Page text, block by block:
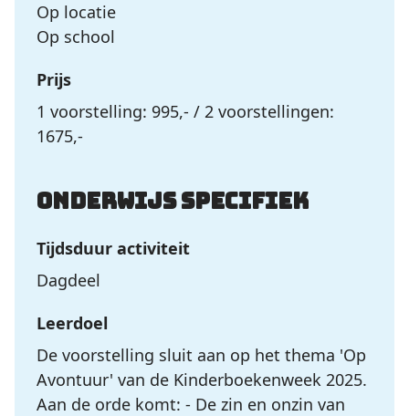
Op locatie
Op school
Prijs
1 voorstelling: 995,- / 2 voorstellingen:
1675,-
Onderwijs specifiek
Tijdsduur activiteit
Dagdeel
Leerdoel
De voorstelling sluit aan op het thema 'Op
Avontuur' van de Kinderboekenweek 2025.
Aan de orde komt: - De zin en onzin van